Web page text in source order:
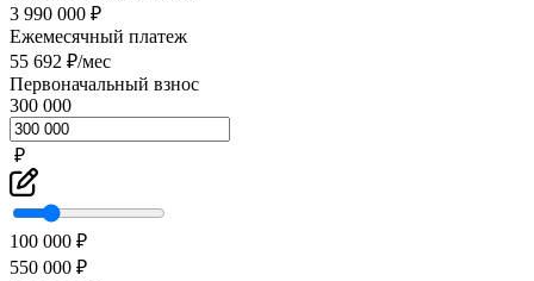
3 990 000 ₽
Ежемесячный платеж
55 692 ₽/мес
Первоначальный взнос
300 000
₽
100 000 ₽
550 000 ₽